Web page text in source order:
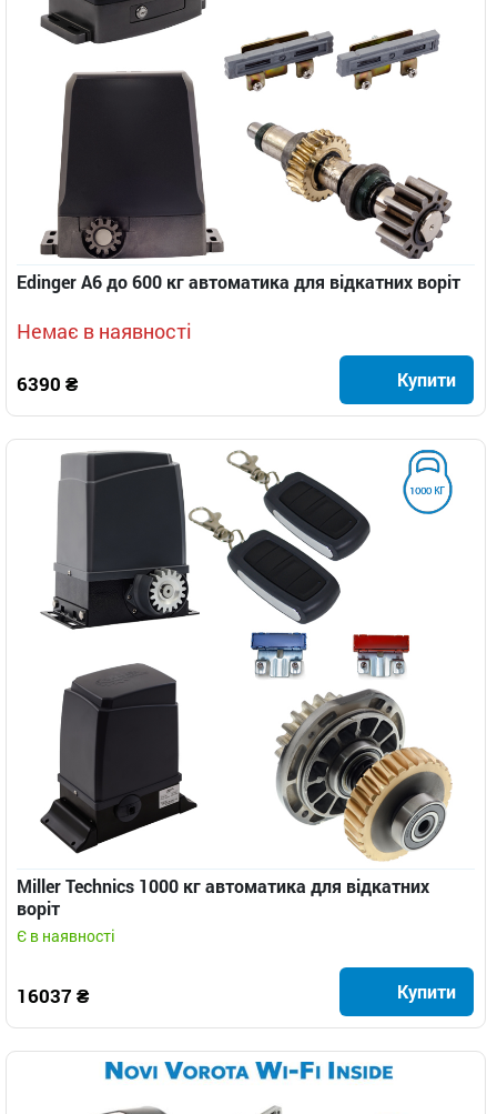
Edinger A6 до 600 кг автоматика для відкатних воріт
Немає в наявності
6390 ₴ Купити
Miller Technics 1000 кг автоматика для відкатних
воріт
Є в наявності
16037 ₴ Купити